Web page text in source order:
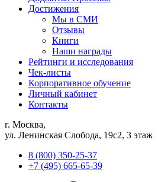
Достижения
Мы в СМИ
Отзывы
Книги
Наши награды
Рейтинги и исследования
Чек-листы
Корпоративное обучение
Личный кабинет
Контакты
г. Москва,
ул. Ленинская Слобода, 19с2, 3 этаж
8 (800) 350-25-37
+7 (495) 665-65-39